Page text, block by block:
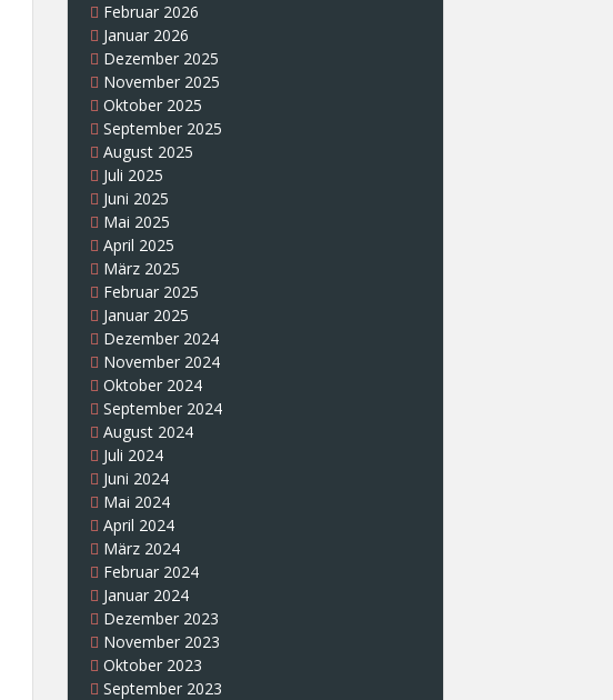
Februar 2026
Januar 2026
Dezember 2025
November 2025
Oktober 2025
September 2025
August 2025
Juli 2025
Juni 2025
Mai 2025
April 2025
März 2025
Februar 2025
Januar 2025
Dezember 2024
November 2024
Oktober 2024
September 2024
August 2024
Juli 2024
Juni 2024
Mai 2024
April 2024
März 2024
Februar 2024
Januar 2024
Dezember 2023
November 2023
Oktober 2023
September 2023